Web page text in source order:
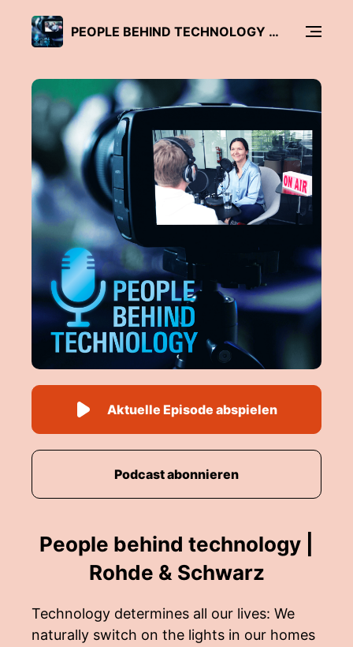
PEOPLE BEHIND TECHNOLOGY | ROHDE & SCHWARZ
People behind technology |
Rohde & Schwarz
Technology determines all our lives: We
naturally switch on the lights in our homes
Aktuelle Episode abspielen
Podcast abonnieren